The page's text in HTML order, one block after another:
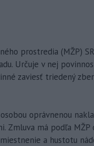
prostredia (MŽP)
Určuje v nej
zaviesť triedený
oprávnenou
Zmluva má podľa MŽP
a hustotu